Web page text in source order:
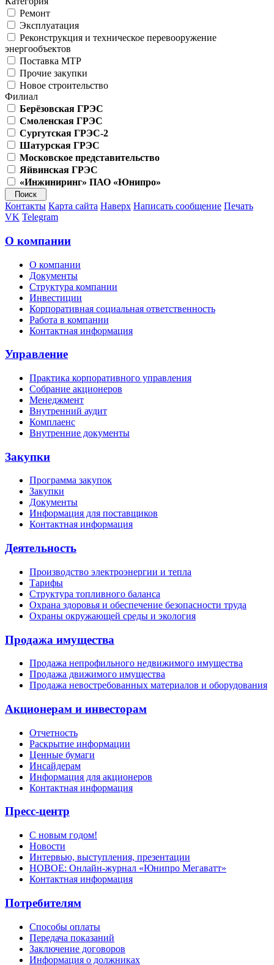
Ремонт
Эксплуатация
Реконструкция и техническое перевооружение
энергообъектов
Поставка МТР
Прочие закупки
Новое строительство
Филиал
Берёзовская ГРЭС
Смоленская ГРЭС
Сургутская ГРЭС-2
Шатурская ГРЭС
Московское представительство
Яйвинская ГРЭС
«Инжиниринг» ПАО «Юнипро»
Контакты Карта сайта Наверх Написать сообщение Печать
VK Telegram
О компании
О компании
Документы
Структура компании
Инвестиции
Корпоративная социальная ответственность
Работа в компании
Контактная информация
Управление
Практика корпоративного управления
Собрание акционеров
Менеджмент
Внутренний аудит
Комплаенс
Внутренние документы
Закупки
Программа закупок
Закупки
Документы
Информация для поставщиков
Контактная информация
Деятельность
Производство электроэнергии и тепла
Тарифы
Структура топливного баланса
Охрана здоровья и обеспечение безопасности труда
Охраны окружающей среды и экология
Продажа имущества
Продажа непрофильного недвижимого имущества
Продажа движимого имущества
Продажа невостребованных материалов и оборудования
Акционерам и инвесторам
Отчетность
Раскрытие информации
Ценные бумаги
Инсайдерам
Информация для акционеров
Контактная информация
Пресс-центр
С новым годом!
Новости
Интервью, выступления, презентации
НОВОЕ: Онлайн-журнал «Юнипро Мегаватт»
Контактная информация
Потребителям
Способы оплаты
Передача показаний
Заключение договоров
Информация о должниках